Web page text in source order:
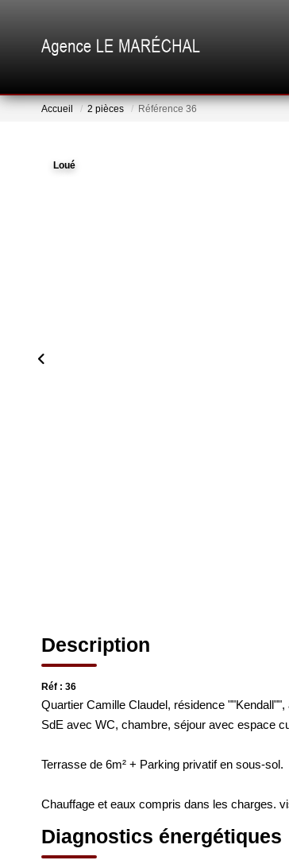
Accueil 2 pièces Référence 36
Loué
Description
Réf : 36
Quartier Camille Claudel, résidence
SdE avec WC, chambre, séjour avec espace
Terrasse de 6m² + Parking privatif en sous-sol.
Chauffage et eaux compris dans les charges.
Diagnostics énergétiques